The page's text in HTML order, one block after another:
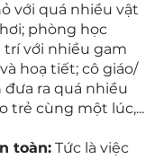
với quá nhiều vật
phòng học
với nhiều gam
hoạ tiết; cô giáo/
ra quá nhiều
trẻ cùng một lúc,...
toàn: Tức là việc